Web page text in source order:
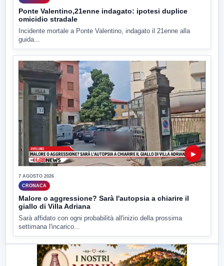
Ponte Valentino,21enne indagato: ipotesi duplice
omicidio stradale
Incidente mortale a Ponte Valentino, indagato il 21enne alla
guida...
▶
7 AGOSTO 2026
CRONACA
Malore o aggressione? Sarà l'autopsia a chiarire il
giallo di Villa Adriana
Sarà affidato con ogni probabilità all'inizio della prossima
settimana l'incarico...